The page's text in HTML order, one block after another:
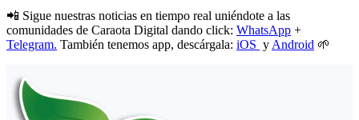
📲 Sigue nuestras noticias en tiempo real uniéndote a las
comunidades de Caraota Digital dando click: WhatsApp +
Telegram. También tenemos app, descárgala: iOS y Android 🌱